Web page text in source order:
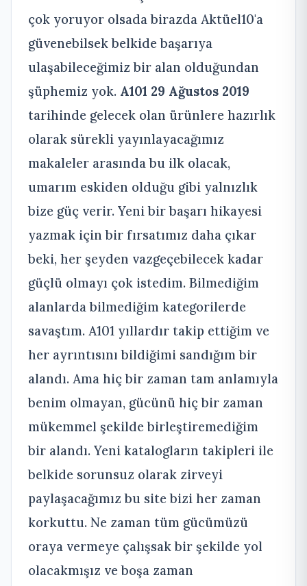
çok yoruyor olsada birazda Aktüel10'a
güvenebilsek belkide başarıya
ulaşabileceğimiz bir alan olduğundan
şüphemiz yok. A101 29 Ağustos 2019
tarihinde gelecek olan ürünlere hazırlık
olarak sürekli yayınlayacağımız
makaleler arasında bu ilk olacak,
umarım eskiden olduğu gibi yalnızlık
bize güç verir. Yeni bir başarı hikayesi
yazmak için bir fırsatımız daha çıkar
beki, her şeyden vazgeçebilecek kadar
güçlü olmayı çok istedim. Bilmediğim
alanlarda bilmediğim kategorilerde
savaştım. A101 yıllardır takip ettiğim ve
her ayrıntısını bildiğimi sandığım bir
alandı. Ama hiç bir zaman tam anlamıyla
benim olmayan, gücünü hiç bir zaman
mükemmel şekilde birleştiremediğim
bir alandı. Yeni katalogların takipleri ile
belkide sorunsuz olarak zirveyi
paylaşacağımız bu site bizi her zaman
korkuttu. Ne zaman tüm gücümüzü
oraya vermeye çalışsak bir şekilde yol
olacakmışız ve boşa zaman